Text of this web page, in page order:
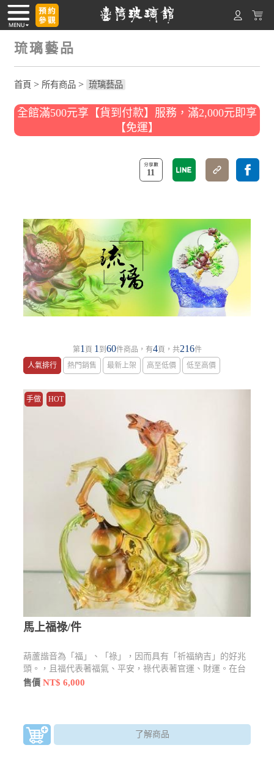
琉璃藝品
首頁 > 所有商品 > 琉璃藝品
全館滿500元享【貨到付款】服務，滿2,000元即享
【免運】
11
第1 頁 1 到 60件商品，有4頁，共216件
人氣排行
熱門銷售 最新上架 高至低價 低至高價
手做 HOT
馬上福祿/件
葫蘆諧音為「福」、「祿」，因而具有「祈福納吉」的好兆
頭。，且福代表著福氣、平安，祿代表著官運、財運。在台
灣的鄉間則流傳一句諺語：「厝內一粒瓠(葫蘆)，家內才會
售價NT$ 6,000
了解商品